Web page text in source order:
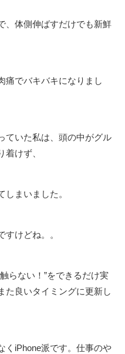
、体側伸ばすだけでも新鮮
痛でバキバキになりまし
ていた私は、頭の中がグル
けず、
まいました。
けどね。。
らない！”をできるだけ実
た良いタイミングに更新し
くiPhone派です。仕事のや